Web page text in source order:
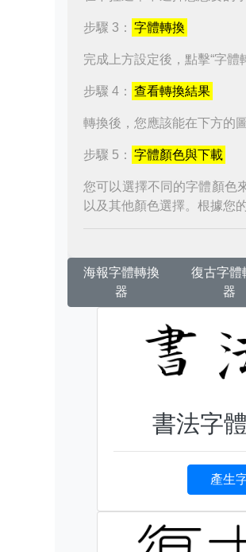
步驟 3： 字體轉換
完成上方設定後，點擊“字體
步驟 4： 查看轉換結果
轉換後，您應該能在下方的
步驟 5： 字體顏色與下載
您可以選擇不同的字體顏色
以及其他顏色選擇。根據您
海報字體轉換
器
復古字體
器
書法字
產生